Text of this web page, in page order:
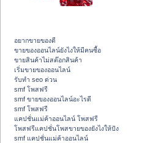
อยากขายของดี
ขายของออนไลน์ยังไงให้มีคนซื้อ
ขายสินค้าไม่สต๊อกสินค้า
เริ่มขายของออนไลน์
รับทำ seo ด่วน
smf โพสฟรี
smf ขายของออนไลน์อะไรดี
smf โพสฟรี
แคปชั่นแม่ค้าออนไลน์ โพสฟรี
โพสฟรีแคปชั่นโพสขายของยังไงให้ปัง
smf แคปชั่นแม่ค้าออนไลน์